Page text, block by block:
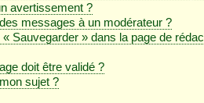
avertissement ?
messages à un modérateur ?
Sauvegarder » dans la page de
doit être validé ?
sujet ?